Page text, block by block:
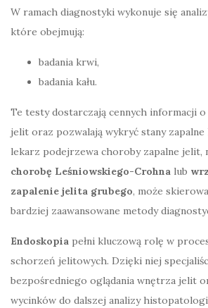
W ramach diagnostyki wykonuje się
które obejmują:
badania krwi,
badania kału.
Te testy dostarczają cennych informacji
jelit oraz pozwalają wykryć stany zapalne
lekarz podejrzewa choroby zapalne jelit,
chorobę Leśniowskiego-Crohna lub
zapalenie jelita grubego, może
bardziej zaawansowane metody
Endoskopia pełni kluczową rolę w
schorzeń jelitowych. Dzięki niej
bezpośredniego oglądania wnętrza jelit
wycinków do dalszej analizy